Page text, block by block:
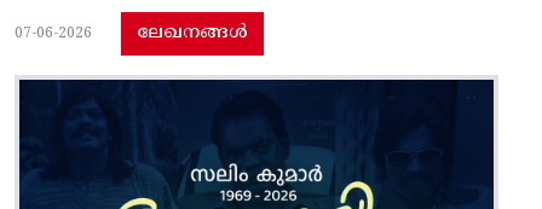
07-06-2026 ലേഖനങ്ങൾ